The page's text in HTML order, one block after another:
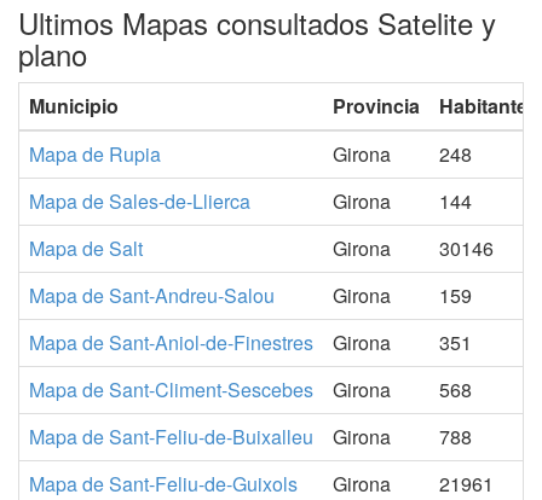
Ultimos Mapas consultados Satelite y
plano
Municipio Provincia
Habitantes
Mapa de Rupia
Girona
248
Mapa de Sales-de-Llierca
Girona
144
Mapa de Salt
Girona
30146
Mapa de Sant-Andreu-Salou
Girona
159
Mapa de Sant-Aniol-de-Finestres
Girona
351
Mapa de Sant-Climent-Sescebes
Girona
568
Mapa de Sant-Feliu-de-Buixalleu
Girona
788
Mapa de Sant-Feliu-de-Guixols
Girona
21961